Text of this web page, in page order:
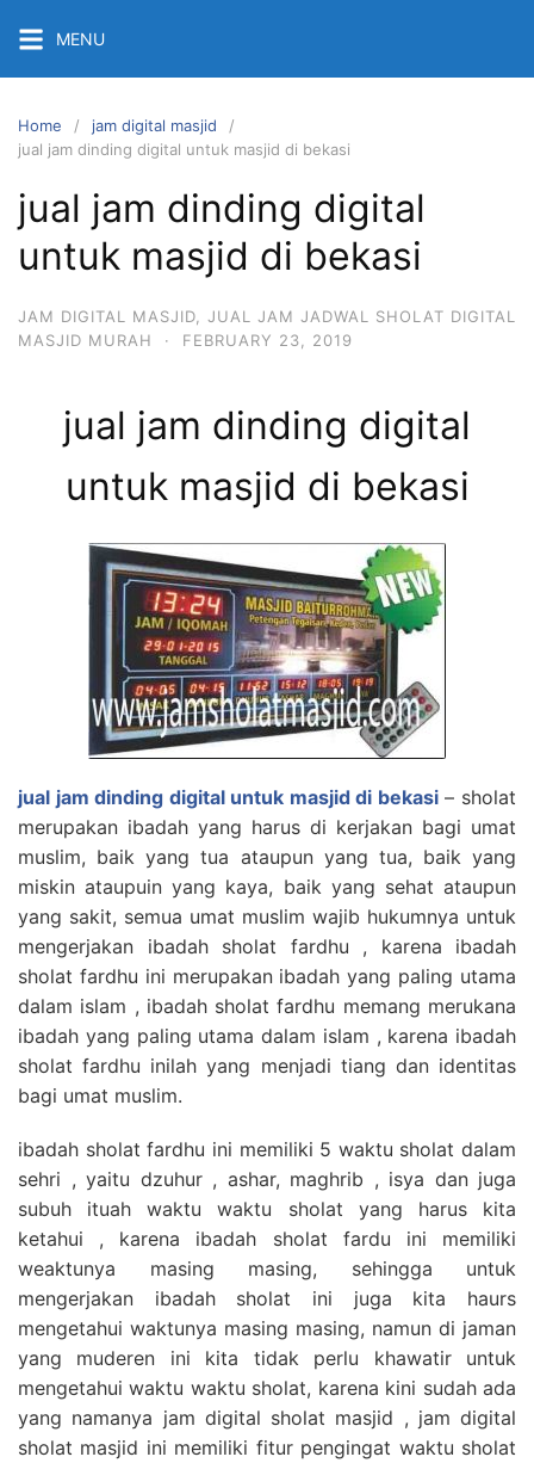
content
MENU
Home
jam digital masjid
jual jam dinding digital untuk masjid di bekasi
jual jam dinding digital
untuk masjid di bekasi
JAM DIGITAL MASJID
JUAL JAM JADWAL SHOLAT DIGITAL
MASJID MURAH
· FEBRUARY 23, 2019
jual jam dinding digital
untuk masjid di bekasi
jual jam dinding digital untuk masjid di bekasi– sholat
merupakan ibadah yang harus di kerjakan bagi umat
muslim, baik yang tua ataupun yang tua, baik yang
miskin ataupuin yang kaya, baik yang sehat ataupun
yang sakit, semua umat muslim wajib hukumnya untuk
mengerjakan ibadah sholat fardhu , karena ibadah
sholat fardhu ini merupakan ibadah yang paling utama
dalam islam , ibadah sholat fardhu memang merukana
ibadah yang paling utama dalam islam , karena ibadah
sholat fardhu inilah yang menjadi tiang dan identitas
bagi umat muslim.
ibadah sholat fardhu ini memiliki 5 waktu sholat dalam
sehri , yaitu dzuhur , ashar, maghrib , isya dan juga
subuh ituah waktu waktu sholat yang harus kita
ketahui , karena ibadah sholat fardu ini memiliki
weaktunya masing masing, sehingga untuk
mengerjakan ibadah sholat ini juga kita haurs
mengetahui waktunya masing masing, namun di jaman
yang muderen ini kita tidak perlu khawatir untuk
mengetahui waktu waktu sholat, karena kini sudah ada
yang namanya jam digital sholat masjid , jam digital
sholat masjid ini memiliki fitur pengingat waktu sholat